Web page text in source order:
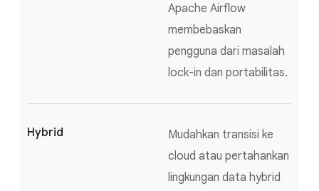
Apache Airflow
membebaskan
pengguna dari masalah
lock-in dan portabilitas.
Hybrid
Mudahkan transisi ke
cloud atau pertahankan
lingkungan data hybrid